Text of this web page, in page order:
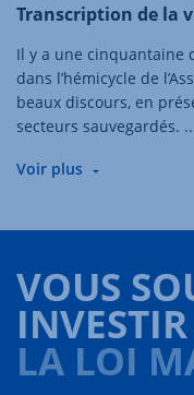
Transcription de la
Il y a une cinquantaine
dans l’hémicycle de
beaux discours, en
secteurs sauvegardés.
Voir plus
VOUS
LA LOI